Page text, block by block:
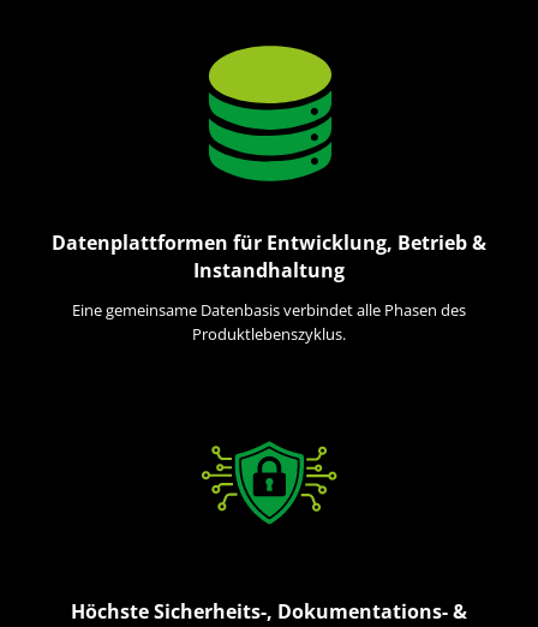
Datenplattformen für Entwicklung, Betrieb &
Instandhaltung
Eine gemeinsame Datenbasis verbindet alle Phasen des
Produktlebenszyklus.
Höchste Sicherheits-, Dokumentations- &